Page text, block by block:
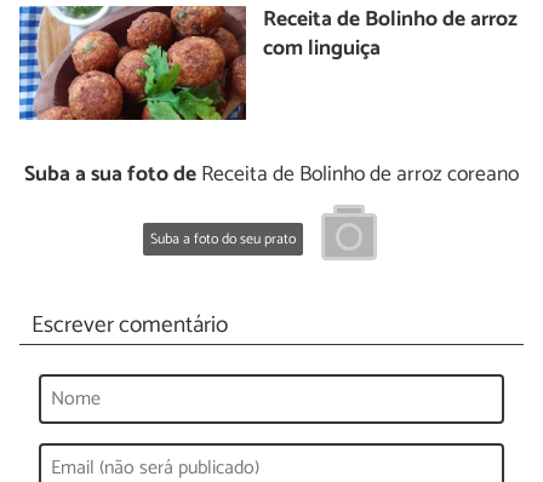
Receita de Bolinho de arroz
com linguiça
Suba a sua foto deReceita de Bolinho de arroz coreano
Suba a foto do seu prato
Escrever comentário